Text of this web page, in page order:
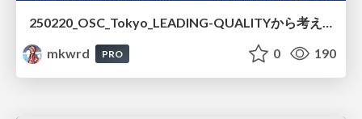
mkwrd
PRO 0 190